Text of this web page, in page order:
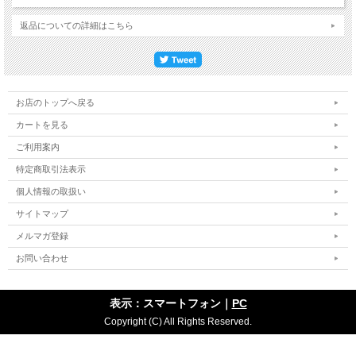
パート2 なぜ人は「被ばく」を怖れるのか
パート4 福島 未来への提言
・2章 見えてきた「虚」と「実」
山名 元氏（やまな・はじむ）
京都大学原子炉実験所教授。1953年京都市生まれ。東北大学大学院工学研究科博
士課程修了。東北大学工学博士。
て、1996年京都大学原子炉実験所へ。2002年より現職。専門はアクチニド化学、
再処理化学工学、核燃料サイクル工学など。
（2011年11月現在）
返品についての詳細はこちら
お店のトップへ戻る
カートを見る
ご利用案内
特定商取引法表示
個人情報の取扱い
サイトマップ
メルマガ登録
お問い合わせ
表示：スマートフォン｜ PC
Copyright (C) All Rights Reserved.